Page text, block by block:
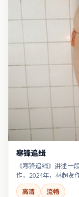
寒锋追缉
《寒锋追缉》讲述一
作，2024年，林超贤
高清
流畅